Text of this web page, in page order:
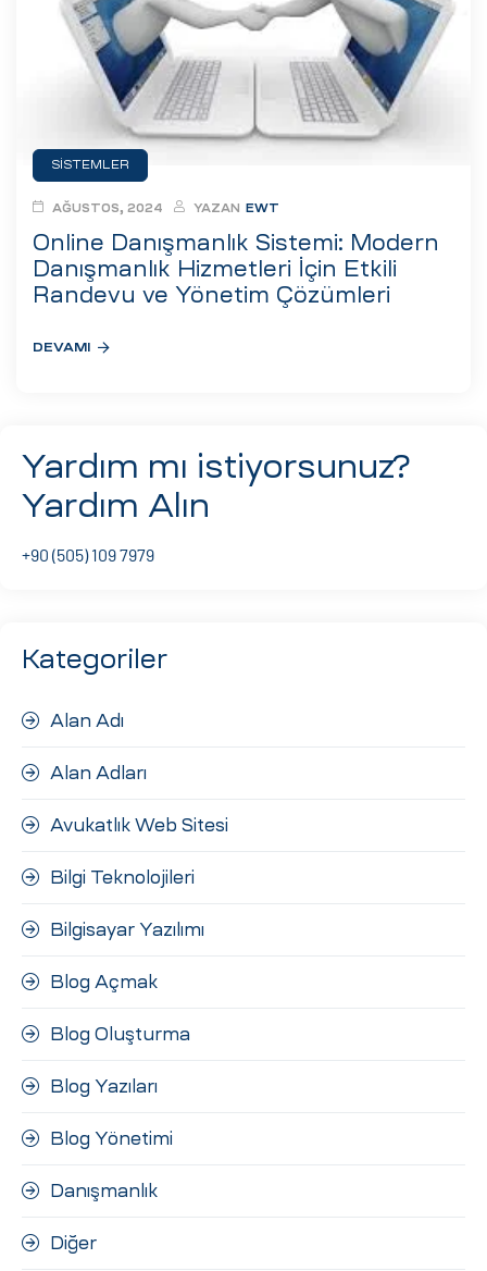
SISTEMLER
Online Danışmanlık Sistemi: Modern
Danışmanlık Hizmetleri İçin Etkili
Randevu ve Yönetim Çözümleri
AĞUSTOS, 2024 YAZAN EWT
DEVAMI
Yardım mı istiyorsunuz?
Yardım Alın
+90 (505) 109 7979
Kategoriler
Alan Adı
Alan Adları
Avukatlık Web Sitesi
Bilgi Teknolojileri
Bilgisayar Yazılımı
Blog Açmak
Blog Oluşturma
Blog Yazıları
Blog Yönetimi
Danışmanlık
Diğer